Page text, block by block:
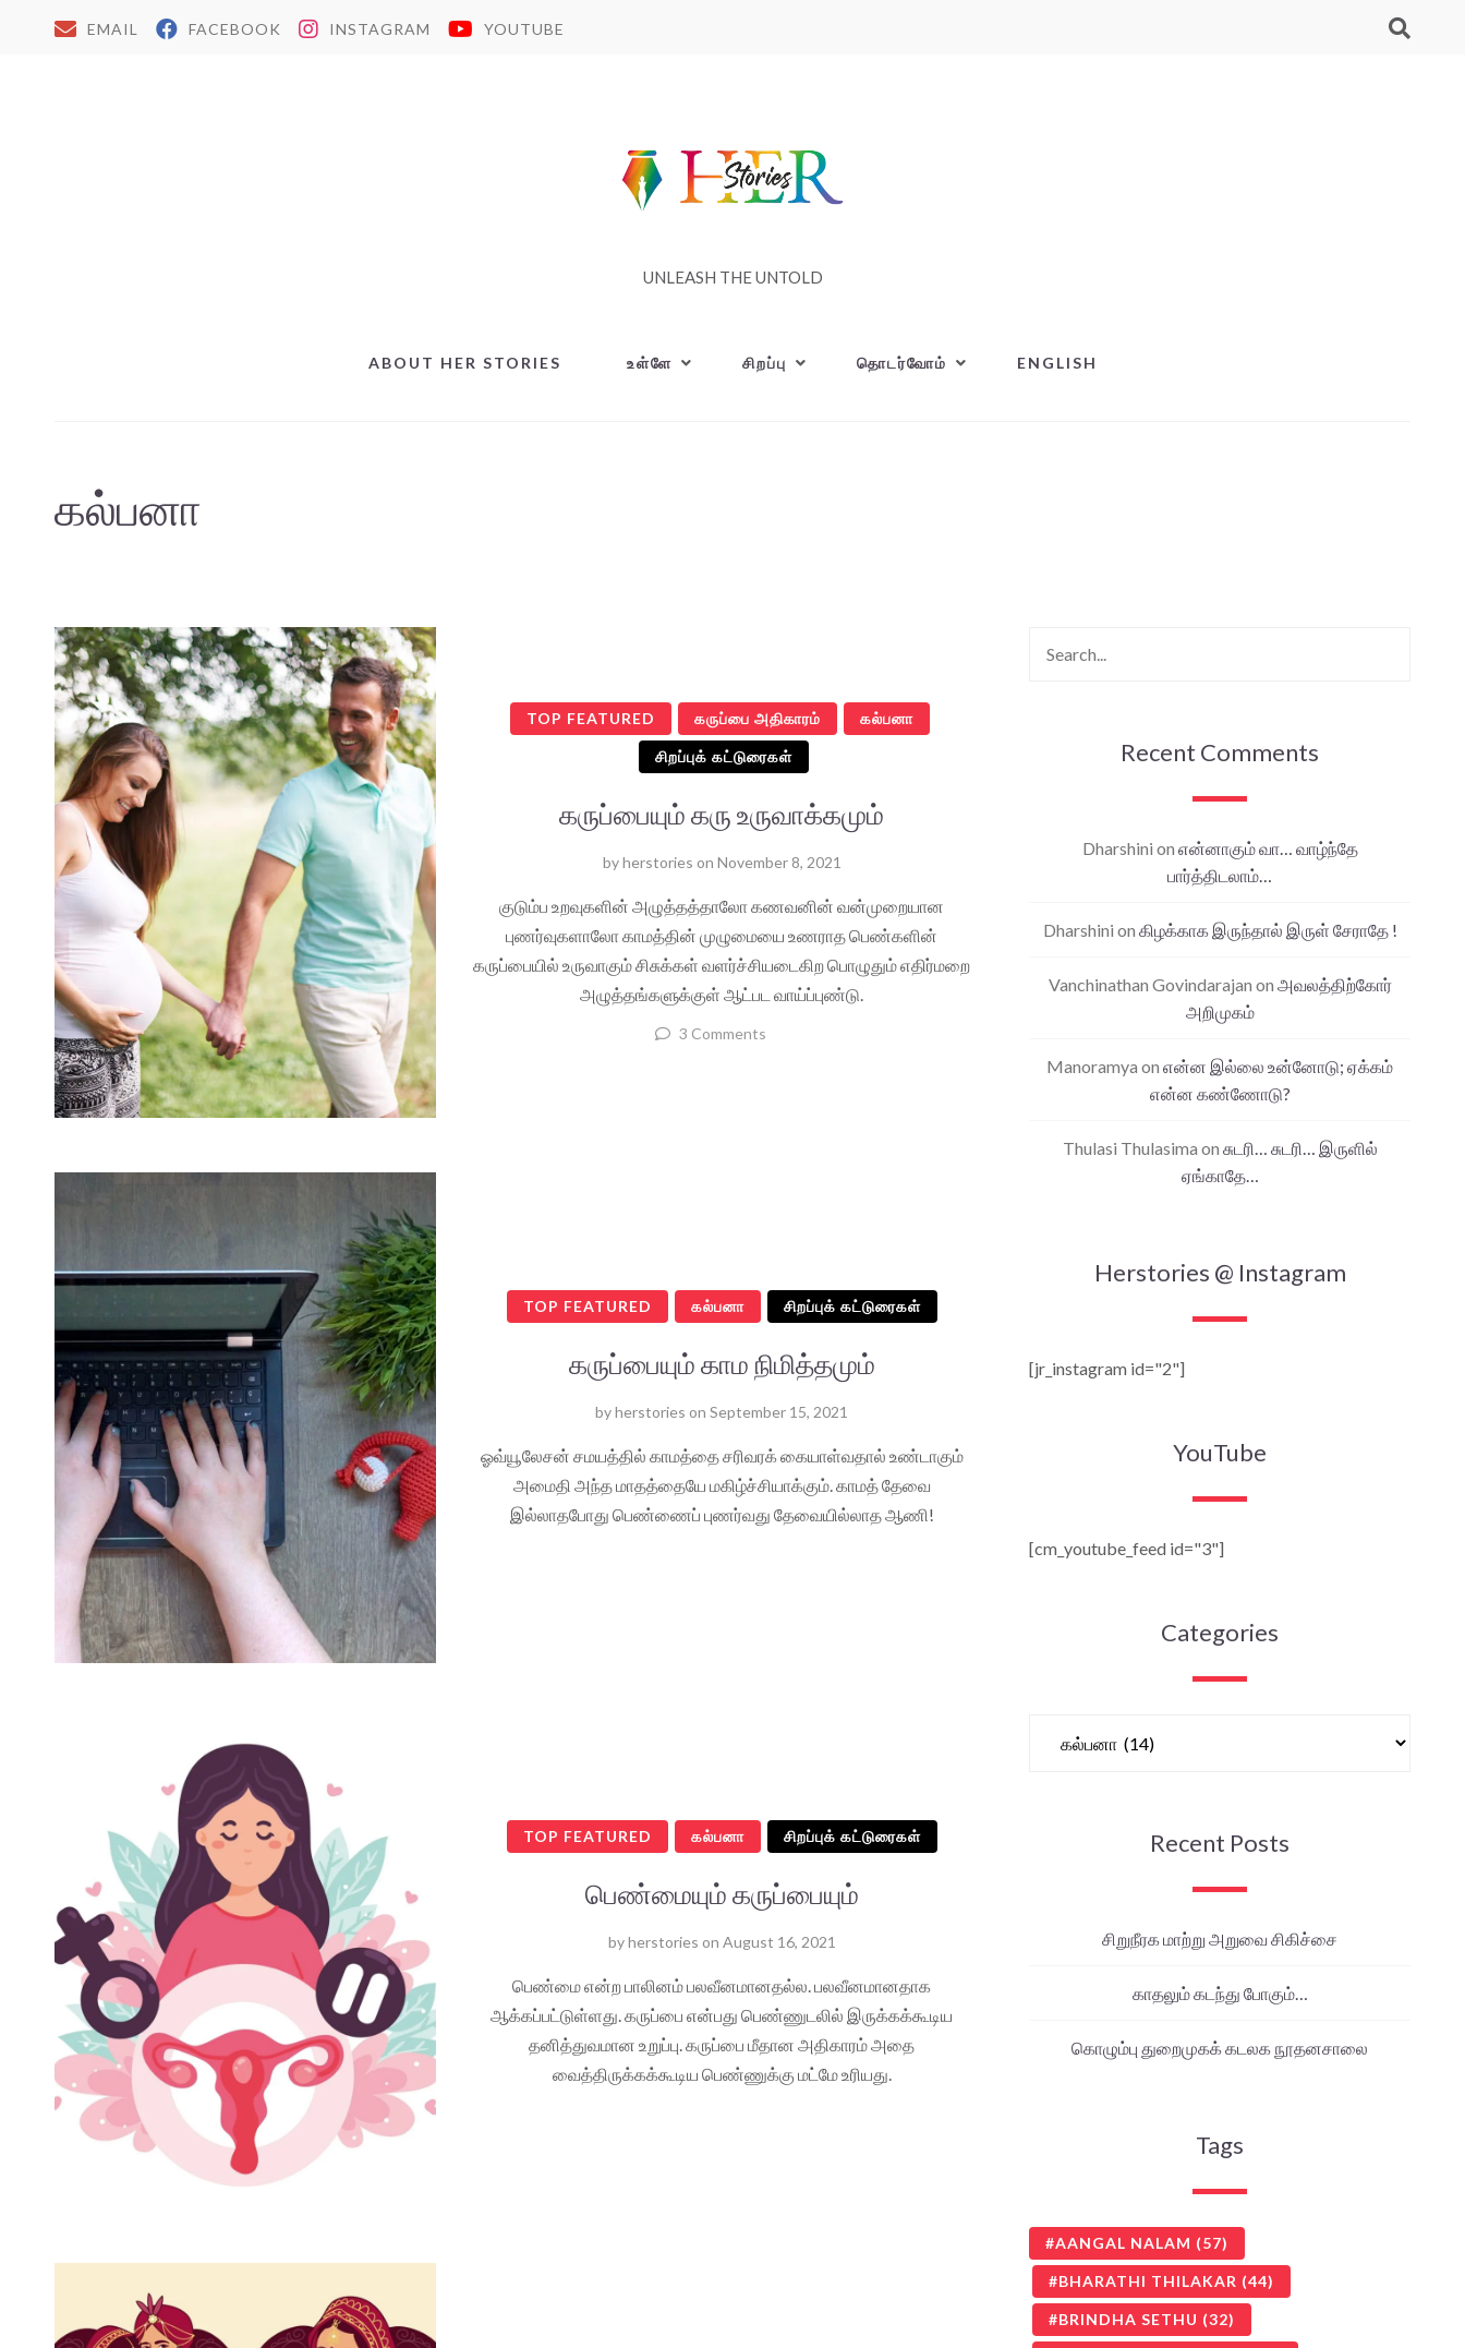
EMAIL FACEBOOK INSTAGRAM YOUTUBE
UNLEASH THE UNTOLD
ABOUT HER STORIES உள்ளே சிறப்பு தொடர்வோம் ENGLISH
கல்பனா
TOP FEATURED கருப்பை அதிகாரம் கல்பனா
சிறப்புக் கட்டுரைகள்
கருப்பையும் கரு உருவாக்கமும்
byherstories on November 8, 2021
குடும்ப உறவுகளின் அழுத்தத்தாலோ கணவனின் வன்முறையான
புணர்வுகளாலோ காமத்தின் முழுமையை உணராத பெண்களின்
கருப்பையில் உருவாகும் சிசுக்கள் வளர்ச்சியடைகிற பொழுதும் எதிர்மறை
அழுத்தங்களுக்குள் ஆட்பட வாய்ப்புண்டு.
3 Comments
TOP FEATURED கல்பனா சிறப்புக் கட்டுரைகள்
கருப்பையும் காம நிமித்தமும்
byherstories on September 15, 2021
ஓவ்யூலேசன் சமயத்தில் காமத்தை சரிவரக் கையாள்வதால் உண்டாகும்
அமைதி அந்த மாதத்தையே மகிழ்ச்சியாக்கும். காமத் தேவை
இல்லாதபோது பெண்ணைப் புணர்வது தேவையில்லாத ஆணி!
TOP FEATURED கல்பனா சிறப்புக் கட்டுரைகள்
பெண்மையும் கருப்பையும்
byherstories on August 16, 2021
பெண்மை என்ற பாலினம் பலவீனமானதல்ல. பலவீனமானதாக
ஆக்கப்பட்டுள்ளது. கருப்பை என்பது பெண்ணுடலில் இருக்கக்கூடிய
தனித்துவமான உறுப்பு. கருப்பை மீதான அதிகாரம் அதை
வைத்திருக்கக்கூடிய பெண்ணுக்கு மட்மே உரியது.
Recent Comments
Dharshini on என்னாகும் வா… வாழ்ந்தே
பார்த்திடலாம்…
Dharshini on கிழக்காக இருந்தால் இருள் சேராதே !
Vanchinathan Govindarajan on அவலத்திற்கோர்
அறிமுகம்
Manoramya on என்ன இல்லை உன்னோடு; ஏக்கம்
என்ன கண்ணோடு?
Thulasi Thulasima on சுடரி… சுடரி… இருளில்
ஏங்காதே…
Herstories @ Instagram
[jr_instagram id="2"]
YouTube
[cm_youtube_feed id="3"]
Categories
Recent Posts
சிறுநீரக மாற்று அறுவை சிகிச்சை
காதலும் கடந்து போகும்…
கொழும்பு துறைமுகக் கடலக நூதனசாலை
Tags
AANGAL NALAM (57)
BHARATHI THILAKAR (44)
BRINDHA SETHU (32)